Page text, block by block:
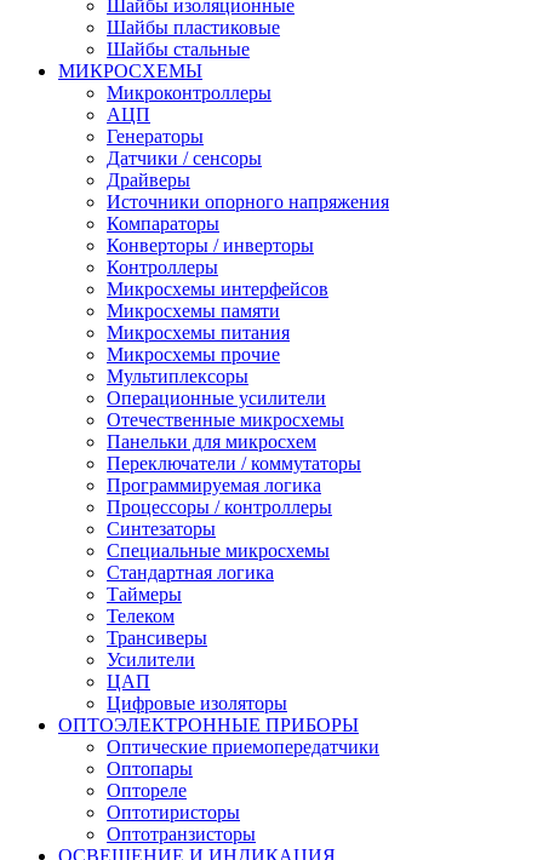
Шайбы изоляционные
Шайбы пластиковые
Шайбы стальные
МИКРОСХЕМЫ
Микроконтроллеры
АЦП
Генераторы
Датчики / сенсоры
Драйверы
Источники опорного напряжения
Компараторы
Конверторы / инверторы
Контроллеры
Микросхемы интерфейсов
Микросхемы памяти
Микросхемы питания
Микросхемы прочие
Мультиплексоры
Операционные усилители
Отечественные микросхемы
Панельки для микросхем
Переключатели / коммутаторы
Программируемая логика
Процессоры / контроллеры
Синтезаторы
Специальные микросхемы
Стандартная логика
Таймеры
Телеком
Трансиверы
Усилители
ЦАП
Цифровые изоляторы
ОПТОЭЛЕКТРОННЫЕ ПРИБОРЫ
Оптические приемопередатчики
Оптопары
Оптореле
Оптотиристоры
Оптотранзисторы
ОСВЕЩЕНИЕ И ИНДИКАЦИЯ